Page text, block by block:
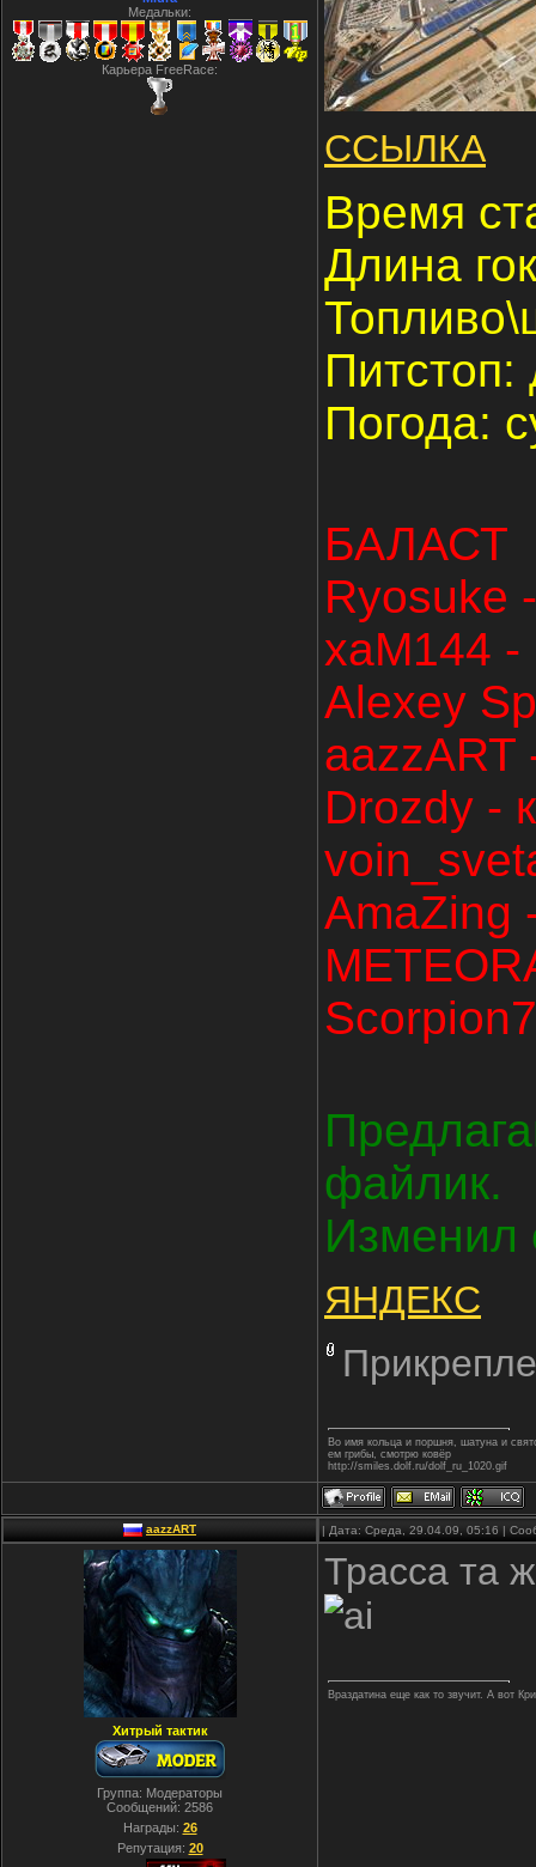
Медальки:
Карьера FreeRace:
ССЫЛКА
Время
Длина
Питстоп:
Погода:
БАЛАСТ
Ryosuke
xaM144 -
Alexey
aazzART
Drozdy -
AmaZing
файлик.
Изменил
ЯНДЕКС
Во имя кольца и поршня, шатуна и
ем грибы, смотрю ковёр
http://smiles.dolf.ru/dolf_ru_1020.gif
aazzART | Дата: Среда, 29.04.09, 05:16 |
Хитрый тактик
Группа: Модераторы
Сообщений: 2586
Награды: 26
Репутация: 20
Трасса та
Враздатина еще как то звучит. А вот